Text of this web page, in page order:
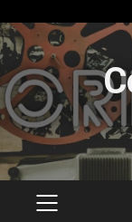
Skip
to
content
PRIMARY